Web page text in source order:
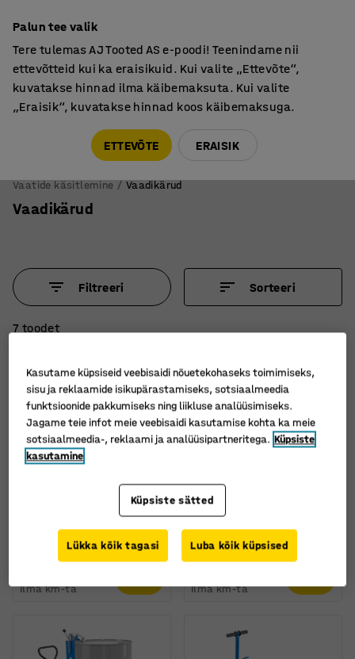
Pärnu mnt 158, Tallinn. Kauba väljastamine Paneeli
6, Tallinn. Vaata lähemalt!
Vaatide käsitlemine Vaadikärud
Vaadikärud
Filtreeri Sorteeri
7 toodet
30141
Ilma km-ta
Art. nr.:30127
Ilma km-ta
Palun tee valik
Tere tulemas AJ Tooted AS e-poodi! Teenindame nii
ettevõtteid kui ka eraisikuid. Kui valite „Ettevõte“,
kuvatakse hinnad ilma käibemaksuta. Kui valite
„Eraisik“, kuvatakse hinnad koos käibemaksuga.
ETTEVÕTE ERAISIK
Kasutame küpsiseid veebisaidi nõuetekohaseks toimimiseks,
sisu ja reklaamide isikupärastamiseks, sotsiaalmeedia
funktsioonide pakkumiseks ning liikluse analüüsimiseks.
Jagame teie infot meie veebisaidi kasutamise kohta ka meie
sotsiaalmeedia-, reklaami ja analüüsipartneritega. Küpsiste
kasutamine
Küpsiste sätted
Lükka kõik tagasi Luba kõik küpsised